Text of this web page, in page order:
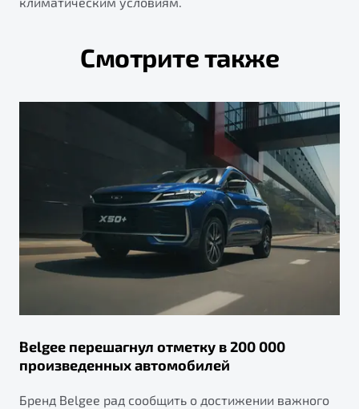
Смотрите также
Belgee перешагнул отметку в 200 000
произведенных автомобилей
Бренд Belgee рад сообщить о достижении важного